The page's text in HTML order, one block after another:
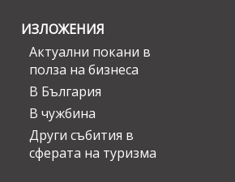
ИЗЛОЖЕНИЯ
Актуални покани в
полза на бизнеса
В България
В чужбина
Други събития в
сферата на туризма